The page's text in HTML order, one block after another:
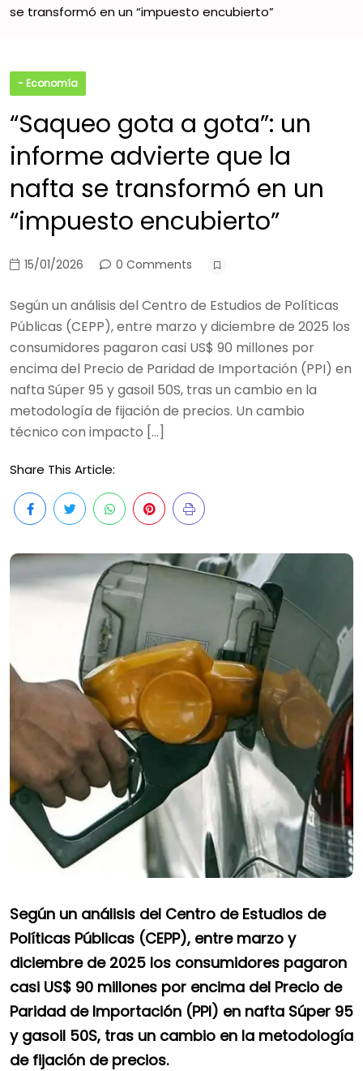
se transformó en un “impuesto encubierto”
- Economía
“Saqueo gota a gota”: un
informe advierte que la
nafta se transformó en un
“impuesto encubierto”
15/01/2026 0 Comments
Según un análisis del Centro de Estudios de Políticas
Públicas (CEPP), entre marzo y diciembre de 2025 los
consumidores pagaron casi US$ 90 millones por
encima del Precio de Paridad de Importación (PPI) en
nafta Súper 95 y gasoil 50S, tras un cambio en la
metodología de fijación de precios. Un cambio
técnico con impacto […]
Share This Article:
Según un análisis del Centro de Estudios de
Políticas Públicas (CEPP), entre marzo y
diciembre de 2025 los consumidores pagaron
casi US$ 90 millones por encima del Precio de
Paridad de Importación (PPI) en nafta Súper 95
y gasoil 50S, tras un cambio en la metodología
de fijación de precios.